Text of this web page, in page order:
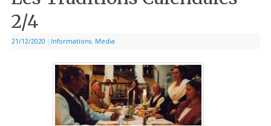
2/4
21/12/2020 | Informations, Media